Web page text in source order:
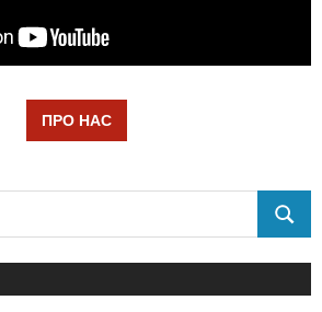
ПРО НАС